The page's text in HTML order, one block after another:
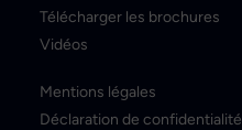
Télécharger les brochures
Vidéos
Mentions légales
Déclaration de confidentialité